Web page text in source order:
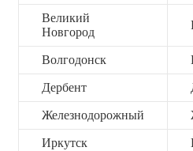
Великий
Новгород
Волгодонск
Дербент
Железнодорожный
Иркутск